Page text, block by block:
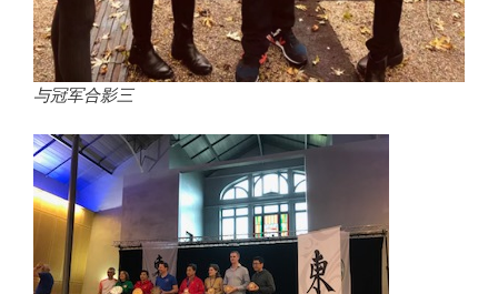
与冠军合影三